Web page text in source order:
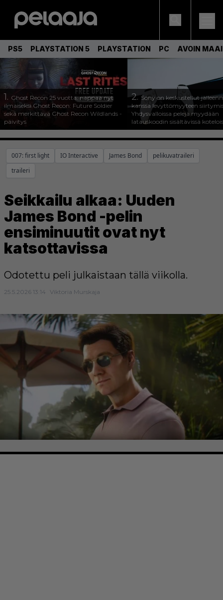
PS5 PLAYSTATION 5 PLAYSTATION PC AVOIN
1. Ghost Recon 25 vuotta: nappaa nyt
ilmaiseksi Ghost Recon: Future Soldier
sekä merkittävä Ghost Recon Wildlands -
päivitys
2.Sony on keskustellut
kanssa levyttömyyteen
Yhdysvalloissa pelejä myydään
latauskoodin sisältävissä
007: first light IO Interactive James Bond
pelikuvatraileri
traileri
Seikkailu alkaa: Uuden
James Bond -pelin
ensiminuutit ovat nyt
katsottavissa
Odotettu peli julkaistaan tällä viikolla.
25.5.2026 13:14 Viktoria Murskaja